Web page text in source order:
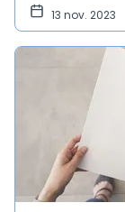
13 nov. 2023